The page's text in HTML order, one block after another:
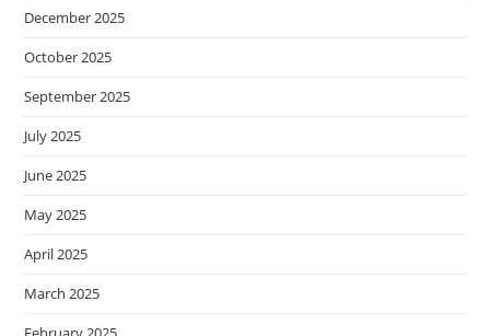
December 2025
October 2025
September 2025
July 2025
June 2025
May 2025
April 2025
March 2025